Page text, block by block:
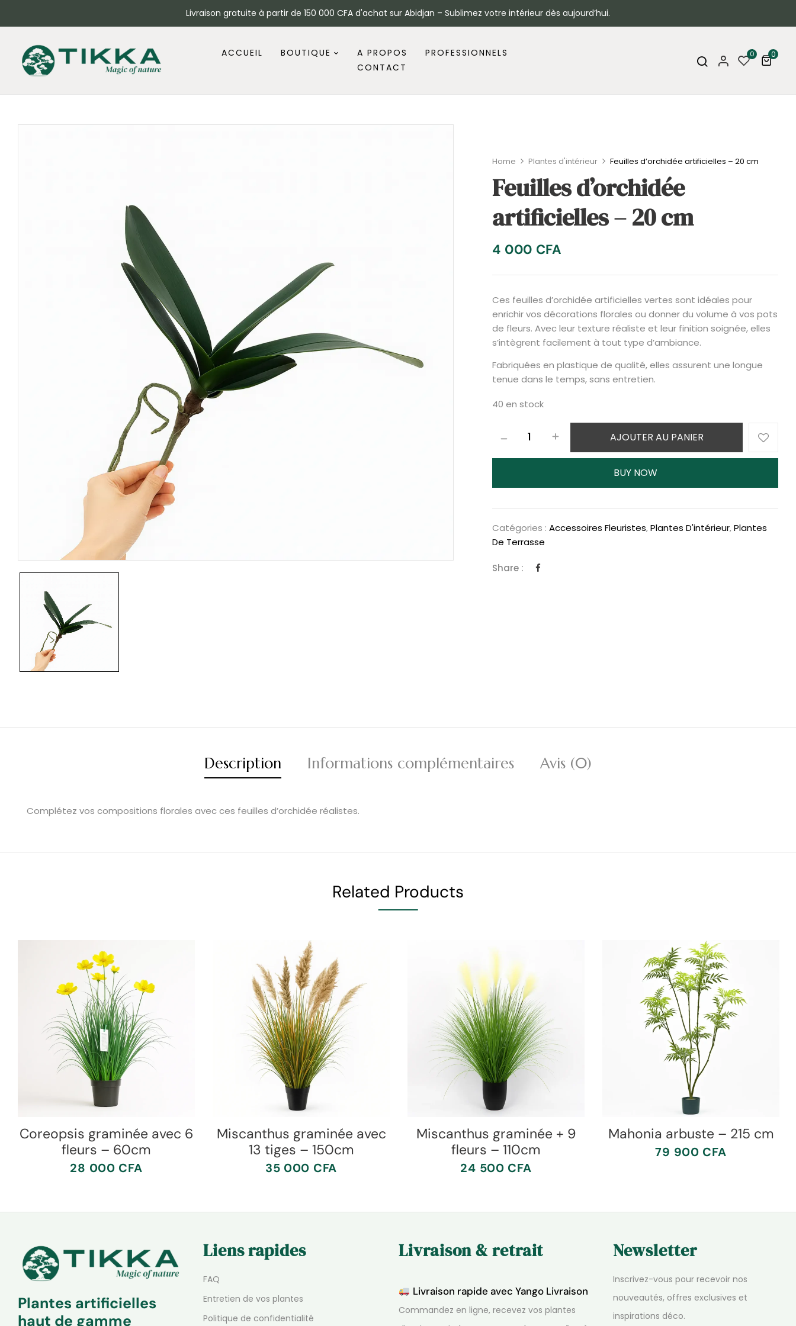
Livraison gratuite à partir de 150 000 CFA d'achat sur Abidjan – Sublimez votre intérieur dès aujourd’hui.
ACCUEIL BOUTIQUE A PROPOS
PROFESSIONNELS
CONTACT
0 0
Home Plantes d'intérieur Feuilles d’orchidée artificielles – 20 cm
Feuilles d’orchidée
artificielles – 20 cm
4 000 CFA
Ces feuilles d’orchidée artificielles vertes sont idéales pour
enrichir vos décorations florales ou donner du volume à vos pots
de fleurs. Avec leur texture réaliste et leur finition soignée, elles
s’intègrent facilement à tout type d’ambiance.
Fabriquées en plastique de qualité, elles assurent une longue
tenue dans le temps, sans entretien.
40 en stock
AJOUTER AU PANIER
BUY NOW
Catégories :Accessoires Fleuristes,Plantes D'intérieur,Plantes
De Terrasse
Share :
Description Informations complémentaires Avis (0)
Complétez vos compositions florales avec ces feuilles d’orchidée réalistes.
Related Products
Coreopsis graminée avec 6
fleurs – 60cm
28 000 CFA
Miscanthus graminée avec
13 tiges – 150cm
35 000 CFA
Miscanthus graminée + 9
fleurs – 110cm
24 500 CFA
Mahonia arbuste – 215 cm
79 900 CFA
Plantes artificielles
haut de gamme
Liens rapides
FAQ
Entretien de vos plantes
Politique de confidentialité
Livraison & retrait
Livraison rapide avec Yango Livraison
Commandez en ligne, recevez vos plantes
Newsletter
Inscrivez-vous pour recevoir nos
nouveautés, offres exclusives et
inspirations déco.